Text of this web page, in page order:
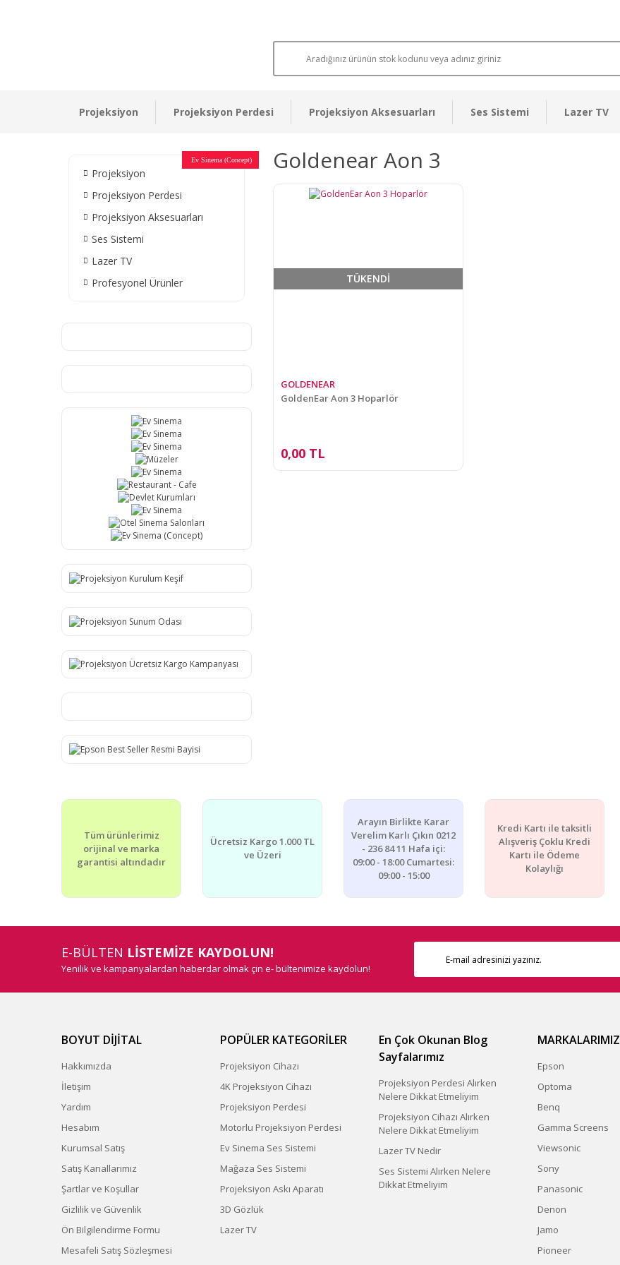
Projeksiyon Projeksiyon Perdesi Projeksiyon Aksesuarları Ses Sistemi Lazer TV
Projeksiyon
Projeksiyon Perdesi
Projeksiyon Aksesuarları
Ses Sistemi
Lazer TV
Profesyonel Ürünler
Ev Sinema
Ev Sinema
Ev Sinema
Müzeler
Ev Sinema
Restaurant - Cafe
Devlet Kurumları
Ev Sinema
Otel Sinema Salonları
Ev Sinema (Concept) Goldenear Aon 3
TÜKENDİ
GOLDENEAR
GoldenEar Aon 3 Hoparlör
0,00 TL
Tüm ürünlerimiz
orijinal ve marka
garantisi altındadır
Ücretsiz Kargo 1.000 TL
ve Üzeri
Arayın Birlikte Karar
Verelim Karlı Çıkın 0212
- 236 84 11 Hafa içi:
09:00 - 18:00 Cumartesi:
09:00 - 15:00
Kredi Kartı ile taksitli
Alışveriş Çoklu Kredi
Kartı ile Ödeme
Kolaylığı
E-BÜLTEN LİSTEMİZE KAYDOLUN!
Yenilik ve kampanyalardan haberdar olmak çin e- bültenimize kaydolun!
BOYUT DİJİTAL
Hakkımızda
İletişim
Yardım
Hesabım
Kurumsal Satış
Satış Kanallarımız
Şartlar ve Koşullar
Gizlilik ve Güvenlik
Ön Bilgilendirme Formu
Mesafeli Satış Sözleşmesi
POPÜLER KATEGORİLER
Projeksiyon Cihazı
4K Projeksiyon Cihazı
Projeksiyon Perdesi
Motorlu Projeksiyon Perdesi
Ev Sinema Ses Sistemi
Mağaza Ses Sistemi
Projeksiyon Askı Aparatı
3D Gözlük
Lazer TV
En Çok Okunan Blog
Sayfalarımız
Projeksiyon Perdesi Alırken
Nelere Dikkat Etmeliyim
Projeksiyon Cihazı Alırken
Nelere Dikkat Etmeliyim
Lazer TV Nedir
Ses Sistemi Alırken Nelere
Dikkat Etmeliyim
MARKALARIMIZ
Epson
Optoma
Benq
Gamma Screens
Viewsonic
Sony
Panasonic
Denon
Jamo
Pioneer